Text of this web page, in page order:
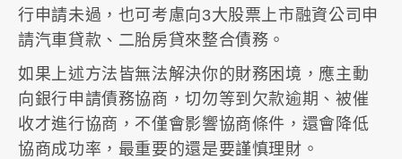
行申請未過，也可考慮向3大股票上市融資公司申
請汽車貸款、二胎房貸來整合債務。
如果上述方法皆無法解決你的財務困境，應主動
向銀行申請債務協商，切勿等到欠款逾期、被催
收才進行協商，不僅會影響協商條件，還會降低
協商成功率，最重要的還是要謹慎理財。